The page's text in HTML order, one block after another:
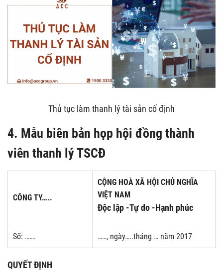
Thủ tục làm thanh lý tài sản cố định
4. Mẫu biên bản họp hội đồng thành
viên thanh lýTSCĐ
CÔNG TY…..
CỘNG HOÀ XÃ HỘI CHỦ NGHĨA
VIỆT NAM
Độc lập -Tự do -Hạnh phúc
Số: ……. ……, ngày…..tháng … năm 2017
QUYẾT ĐỊNH